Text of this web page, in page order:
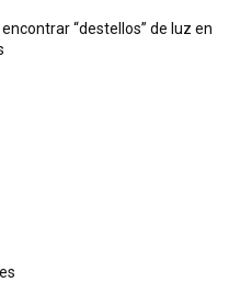
encontrar “destellos” de luz en